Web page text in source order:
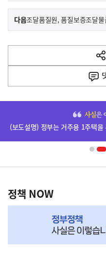
이
전
다
음
다음기
조달품질원, 품질보증조달
배
영
책
NOW,
정책 NOW